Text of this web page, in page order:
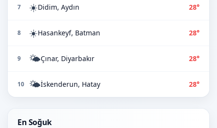
7 ☀️Didim, Aydın 28°
8 ☀️Hasankeyf, Batman 28°
9 🌤️Çınar, Diyarbakır 28°
10 🌤️İskenderun, Hatay 28°
En Soğuk